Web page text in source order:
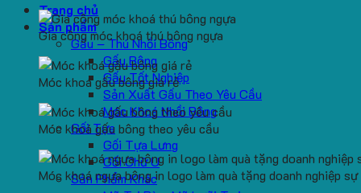
Trang chủ
Sản phẩm
Gấu – Thú Nhồi Bông
Gấu Bông
Gấu Tốt Nghiệp
Sản Xuất Gấu Theo Yêu Cầu
Móc Khoá Nhồi Bông
Gối Tựa
Gối Tựa Lưng
Gối Chữ U
Sản Phẩm Khác
Gia công móc khoá thú bông ngựa
Móc khoá gấu bông giá rẻ
Móc khoá gấu bông theo yêu cầu
Móc khoá ngựa bông in logo làm quà tặng doanh nghiệp